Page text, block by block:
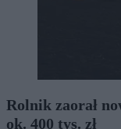
Rolnik zaorał
ok. 400 tys. zł